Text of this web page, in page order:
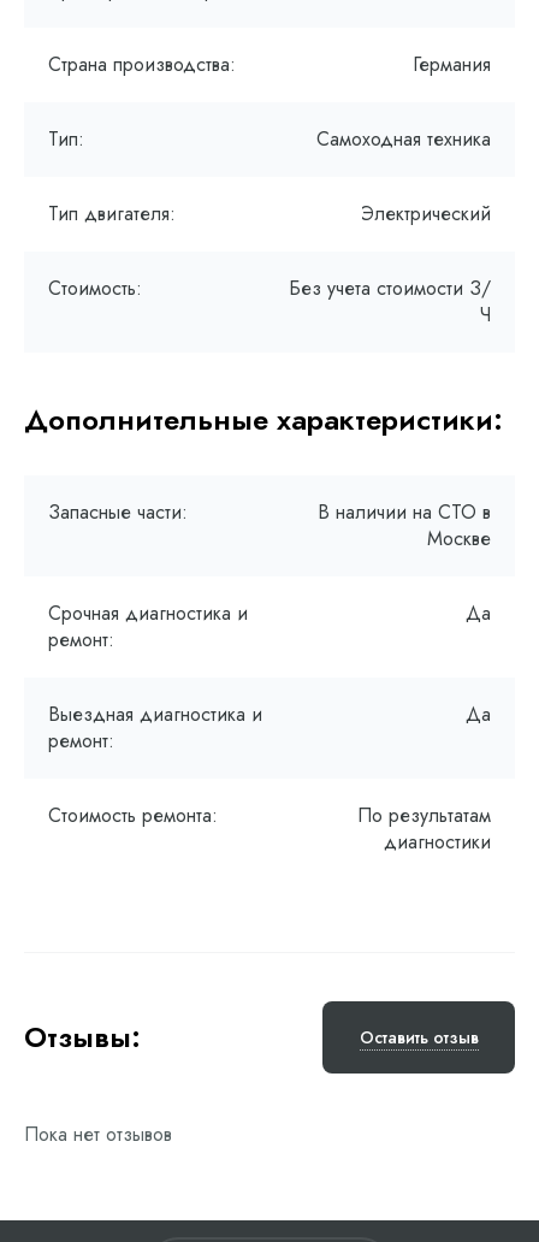
Страна производства: Германия
Тип: Самоходная техника
Тип двигателя: Электрический
Стоимость:
Без учета стоимости З/
Ч
Дополнительные характеристики:
Запасные части:
В наличии на СТО в
Москве
Срочная диагностика и
ремонт:
Да
Выездная диагностика и
ремонт:
Да
Стоимость ремонта:
По результатам
диагностики
Отзывы: Оставить отзыв
Пока нет отзывов